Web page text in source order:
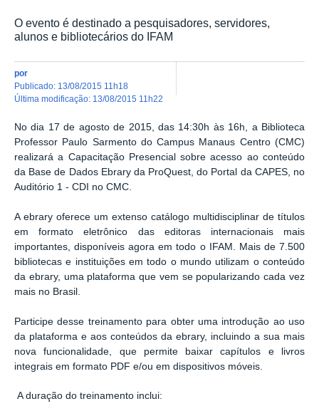
O evento é destinado a pesquisadores, servidores,
alunos e bibliotecários do IFAM
por
publicado: 13/08/2015 11h18
última modificação: 13/08/2015 11h22
No dia 17 de agosto de 2015, das 14:30h às 16h, a Biblioteca
Professor Paulo Sarmento do Campus Manaus Centro (CMC)
realizará a Capacitação Presencial sobre acesso ao conteúdo
da Base de Dados Ebrary da ProQuest, do Portal da CAPES, no
Auditório 1 - CDI no CMC.
A ebrary oferece um extenso catálogo multidisciplinar de títulos
em formato eletrônico das editoras internacionais mais
importantes, disponíveis agora em todo o IFAM. Mais de 7.500
bibliotecas e instituições em todo o mundo utilizam o conteúdo
da ebrary, uma plataforma que vem se popularizando cada vez
mais no Brasil.
Participe desse treinamento para obter uma introdução ao uso
da plataforma e aos conteúdos da ebrary, incluindo a sua mais
nova funcionalidade, que permite baixar capítulos e livros
integrais em formato PDF e/ou em dispositivos móveis.
A duração do treinamento inclui: